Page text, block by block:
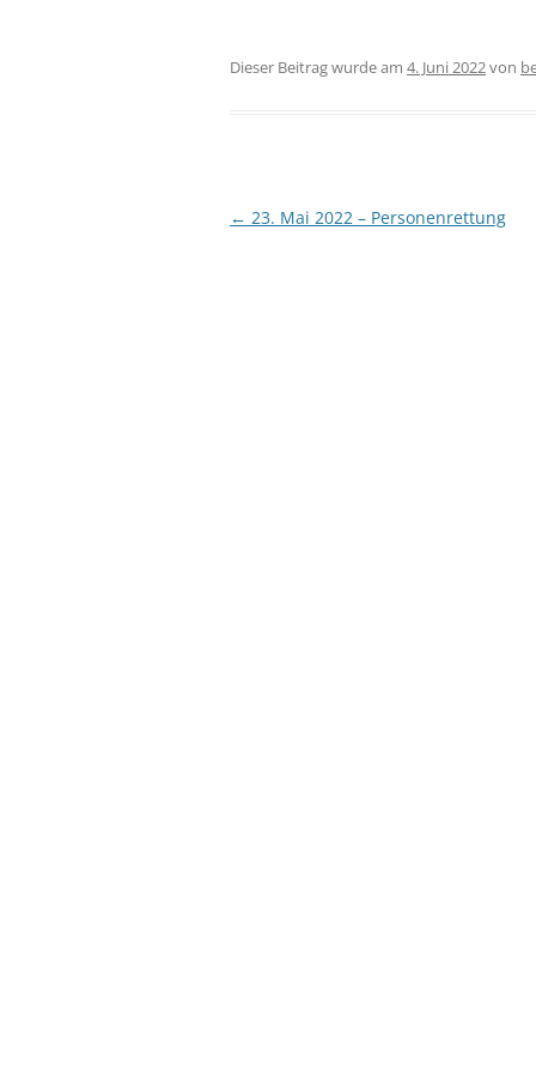
Dieser Beitrag wurde am 4. Juni 2022von
Beitragsnavigation
← 23. Mai 2022 – Personenrettung